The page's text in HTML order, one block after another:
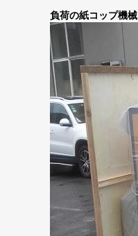
負荷の紙コップ機械